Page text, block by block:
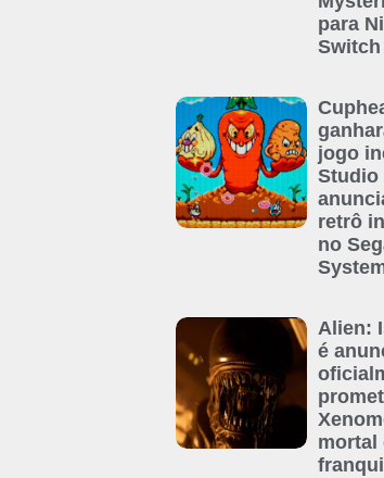
para
Switch
jogo
Studio
retrô
no
Alien:
é
mortal